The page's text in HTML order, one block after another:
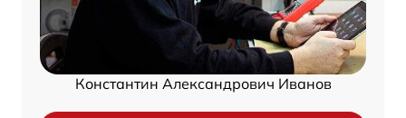
Константин Александрович Иванов